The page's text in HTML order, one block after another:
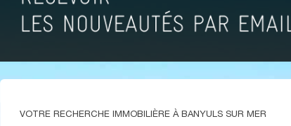
IMMOBILIER DE PRESTIGE BANYULS SUR MER
VOTRE RECHERCHE IMMOBILIÈRE À BANYULS SUR MER